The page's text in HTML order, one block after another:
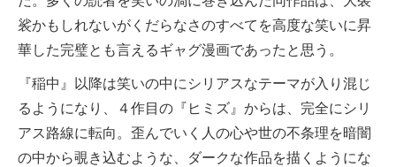
裟かもしれないがくだらなさのすべてを高度な笑いに昇
華した完璧とも言えるギャグ漫画であったと思う。
『稲中』以降は笑いの中にシリアスなテーマが入り混じ
るようになり、４作目の『ヒミズ』からは、完全にシリ
アス路線に転向。歪んでいく人の心や世の不条理を暗闇
の中から覗き込むような、ダークな作品を描くようにな